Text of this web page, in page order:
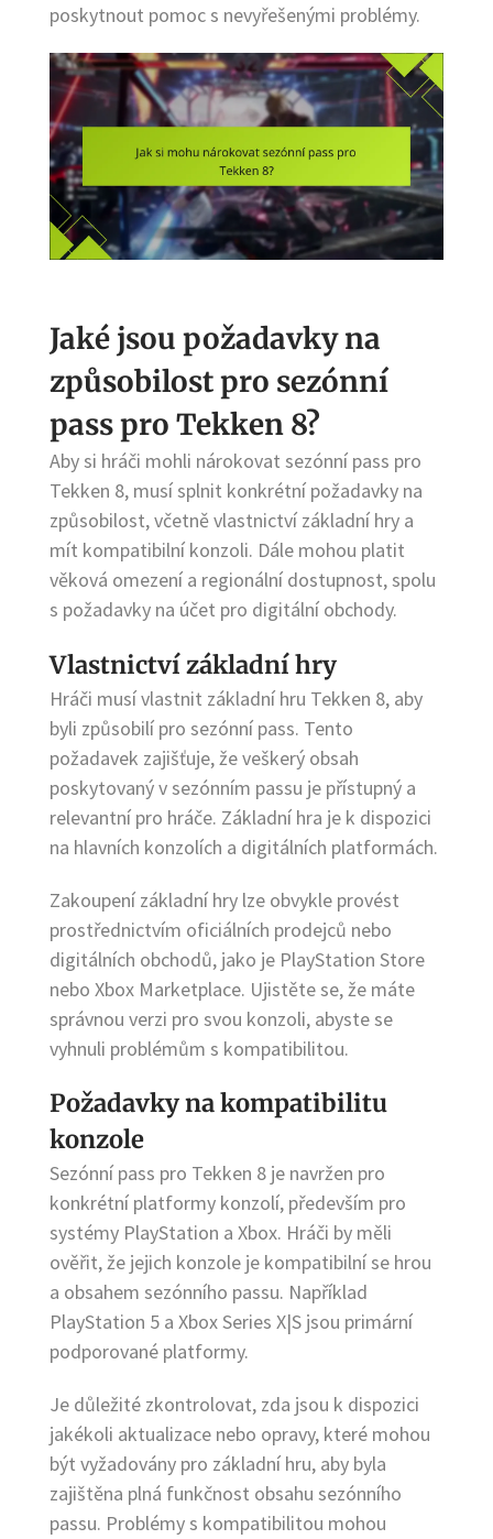
poskytnout pomoc s nevyřešenými problémy.
Jaké jsou požadavky na
způsobilost pro sezónní
pass pro Tekken 8?
Aby si hráči mohli nárokovat sezónní pass pro
Tekken 8, musí splnit konkrétní požadavky na
způsobilost, včetně vlastnictví základní hry a
mít kompatibilní konzoli. Dále mohou platit
věková omezení a regionální dostupnost, spolu
s požadavky na účet pro digitální obchody.
Vlastnictví základní hry
Hráči musí vlastnit základní hru Tekken 8, aby
byli způsobilí pro sezónní pass. Tento
požadavek zajišťuje, že veškerý obsah
poskytovaný v sezónním passu je přístupný a
relevantní pro hráče. Základní hra je k dispozici
na hlavních konzolích a digitálních platformách.
Zakoupení základní hry lze obvykle provést
prostřednictvím oficiálních prodejců nebo
digitálních obchodů, jako je PlayStation Store
nebo Xbox Marketplace. Ujistěte se, že máte
správnou verzi pro svou konzoli, abyste se
vyhnuli problémům s kompatibilitou.
Požadavky na kompatibilitu
konzole
Sezónní pass pro Tekken 8 je navržen pro
konkrétní platformy konzolí, především pro
systémy PlayStation a Xbox. Hráči by měli
ověřit, že jejich konzole je kompatibilní se hrou
a obsahem sezónního passu. Například
PlayStation 5 a Xbox Series X|S jsou primární
podporované platformy.
Je důležité zkontrolovat, zda jsou k dispozici
jakékoli aktualizace nebo opravy, které mohou
být vyžadovány pro základní hru, aby byla
zajištěna plná funkčnost obsahu sezónního
passu. Problémy s kompatibilitou mohou